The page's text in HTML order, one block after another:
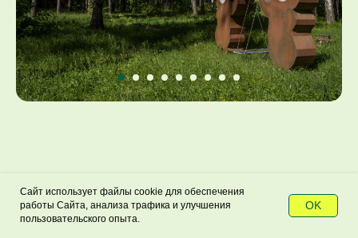
Сайт использует файлы cookie для обеспечения
работы Сайта, анализа трафика и улучшения
пользовательского опыта.
OK